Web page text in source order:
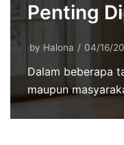
Penting
by Halona 04/16/
Dalam beberapa
maupun